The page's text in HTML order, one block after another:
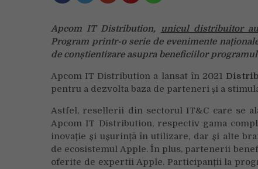
Apcom IT Distribution, unicul distribuitor
Program printr-o serie de evenimente
de conștientizare asupra beneficiilor
Apcom IT Distribution a lansat în 2021
pentru a dezvolta baza de parteneri şi a
Astfel, resellerii din sectorul IT&C care se
Apcom IT Distribution, respectiv gama
inovație și ușurință în utilizare, dar și alte
de ecosistemul Apple. În plus, partenerii
oferite de expertii Apple. Participanții la